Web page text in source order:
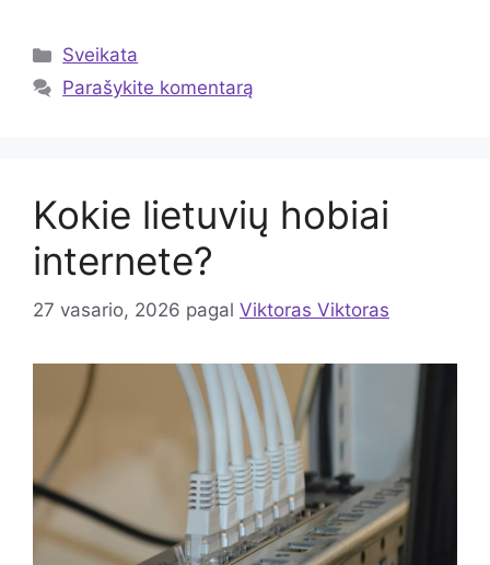
Kategorijos
Sveikata
Parašykite komentarą
Kokie lietuvių hobiai
internete?
27 vasario, 2026 pagal Viktoras Viktoras